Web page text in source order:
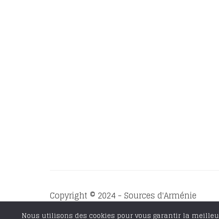
Copyright © 2024 - Sources d'Arménie
Nous utilisons des cookies pour vous garantir la